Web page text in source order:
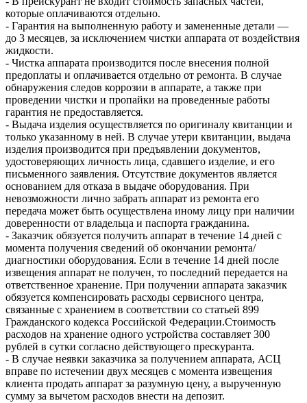
которые оплачиваются отдельно.
- Гарантия на выполненную работу и замененные детали —
до 3 месяцев, за исключением чистки аппарата от воздействия
жидкости.
- Чистка аппарата производится после внесения полной
предоплаты и оплачивается отдельно от ремонта. В случае
обнаружения следов коррозии в аппарате, а также при
проведении чистки и пропайки на проведенные работы
гарантия не предоставляется.
- Выдача изделия осуществляется по оригиналу квитанции и
только указанному в ней. В случае утери квитанции, выдача
изделия производится при предъявлении документов,
удостоверяющих личность лица, сдавшего изделие, и его
письменного заявления. Отсутствие документов является
основанием для отказа в выдаче оборудования. При
невозможности лично забрать аппарат из ремонта его
передача может быть осуществлена иному лицу при наличии
доверенности от владельца и паспорта гражданина.
- Заказчик обязуется получить аппарат в течение 14 дней с
момента получения сведений об окончании ремонта/
диагностики оборудования. Если в течение 14 дней после
извещения аппарат не получен, то последний передается на
ответственное хранение. При получении аппарата заказчик
обязуется компенсировать расходы сервисного центра,
связанные с хранением в соответствии со статьей 899
Гражданского кодекса Российской Федерации.Стоимость
расходов на хранение одного устройства составляет 300
рублей в сутки согласно действующего прескуранта.
- В случае неявки заказчика за получением аппарата, АСЦ
вправе по истечении двух месяцев с момента извещения
клиента продать аппарат за разумную цену, а вырученную
сумму за вычетом расходов внести на депозит.